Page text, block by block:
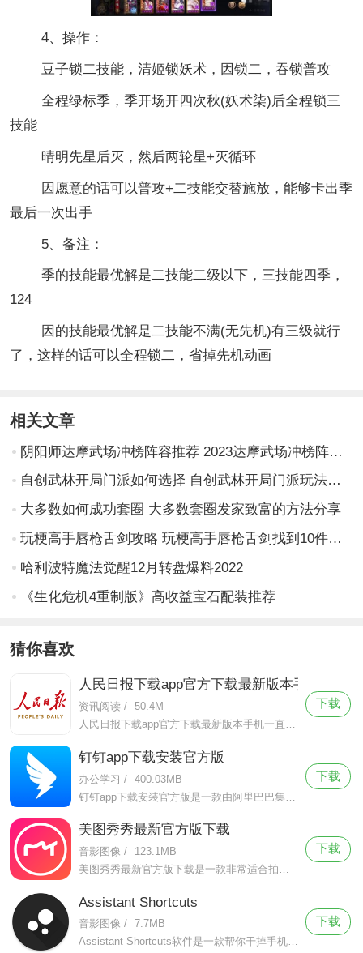
4、操作：
豆子锁二技能，清姬锁妖术，因锁二，吞锁普攻
全程绿标季，季开场开四次秋(妖术柒)后全程锁三
技能
晴明先星后灭，然后两轮星+灭循环
因愿意的话可以普攻+二技能交替施放，能够卡出季
最后一次出手
5、备注：
季的技能最优解是二技能二级以下，三技能四季，
124
因的技能最优解是二技能不满(无先机)有三级就行
了，这样的话可以全程锁二，省掉先机动画
相关文章
阴阳师达摩武场冲榜阵容推荐 2023达摩武场冲榜阵容搭配攻略
自创武林开局门派如何选择 自创武林开局门派玩法推荐
大多数如何成功套圈 大多数套圈发家致富的方法分享
玩梗高手唇枪舌剑攻略 玩梗高手唇枪舌剑找到10件兵器
哈利波特魔法觉醒12月转盘爆料2022
《生化危机4重制版》高收益宝石配装推荐
猜你喜欢
人民日报下载app官方下载最新版本手机
资讯阅读 / 50.4M
人民日报下载app官方下载最新版本手机一直致力于提供高品质、可靠的新闻报道和评论，以赢得受众的信任和口碑。作为官媒，这款软件上的新闻总是能够在最及时的情况下解答用户的所想，急群众之急。
下载
钉钉app下载安装官方版
办公学习 / 400.03MB
下载
美图秀秀最新官方版下载
音影图像 /
123.1MB
美图秀秀最新官方版下载是一款非常适合拍照修图的手机摄像软件，美图秀秀最新官方版下载该软件有着简洁轻便的页面设计，拥有超级强大的功能。
下载
Assistant Shortcuts
音影图像 / 7.7MB
Assistant Shortcuts软件是一款帮你干掉手机端启动语音助手快捷键的软件，你使用Assistant Shortcuts软件可以将任何按键替换成其他的快捷方式。
下载